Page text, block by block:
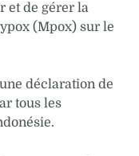
et de gérer la
(Mpox) sur le
déclaration de
tous les